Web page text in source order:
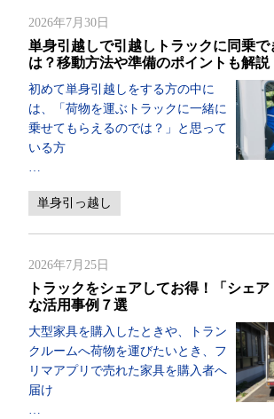
2026年7月30日
単身引越しで引越しトラックに同乗で
は？移動方法や準備のポイントも解説
初めて単身引越しをする方の中に
は、「荷物を運ぶトラックに一緒に
乗せてもらえるのでは？」と思って
いる方
単身引っ越し
2026年7月25日
トラックをシェアしてお得！「シェ
な活用事例７選
大型家具を購入したときや、トラン
クルームへ荷物を運びたいとき、フ
リマアプリで売れた家具を購入者へ
届け